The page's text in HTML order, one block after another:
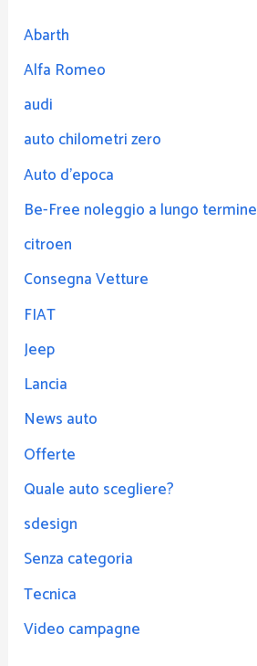
Abarth
Alfa Romeo
audi
auto chilometri zero
Auto d'epoca
Be-Free noleggio a lungo termine
citroen
Consegna Vetture
FIAT
Jeep
Lancia
News auto
Offerte
Quale auto scegliere?
sdesign
Senza categoria
Tecnica
Video campagne